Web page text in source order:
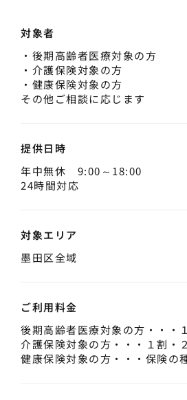
対象者
・後期高齢者医療対象の方
・介護保険対象の方
・健康保険対象の方
その他ご相談に応じます
提供日時
年中無休 9:00～18:00
24時間対応
対象エリア
墨田区全域
ご利用料金
後期高齢者医療対象の方・・・
介護保険対象の方・・・１割・
健康保険対象の方・・・保険の